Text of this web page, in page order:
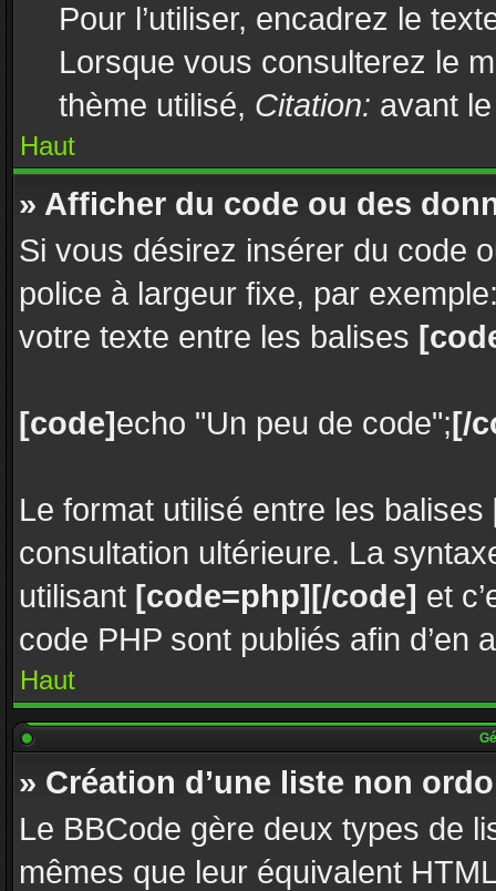
Pour l’utiliser, encadrez le
Lorsque vous consulterez le
thème utilisé, Citation: avant
Haut
» Afficher du code ou des
Si vous désirez insérer du code
police à largeur fixe, par
votre texte entre les balises
[code]echo "Un peu de code";[/
Le format utilisé entre les balises
consultation ultérieure. La
utilisant [code=php][/code] et
code PHP sont publiés afin d’en
Haut
» Création d’une liste non
Le BBCode gère deux types de
mêmes que leur équivalent